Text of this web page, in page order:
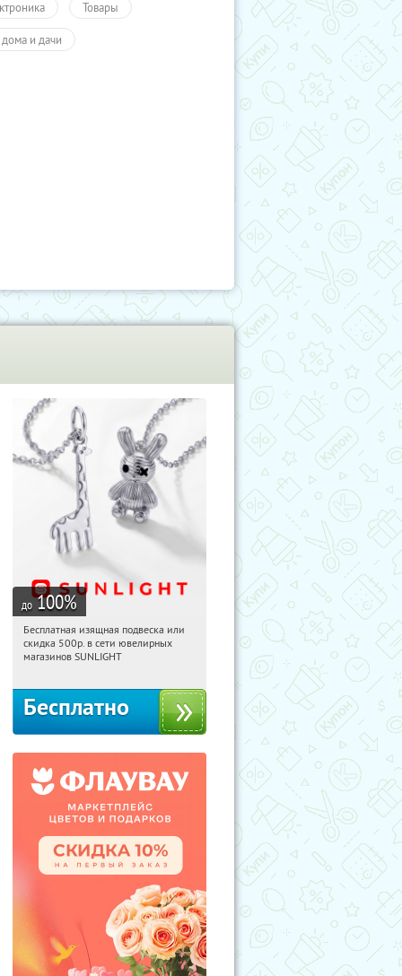
Товары
и дачи
до 100%
22:20:58 Получили:
Россия
Бесплатная изящная подвеска или
скидка 500р. в сети ювелирных
магазинов SUNLIGHT
Бесплатно